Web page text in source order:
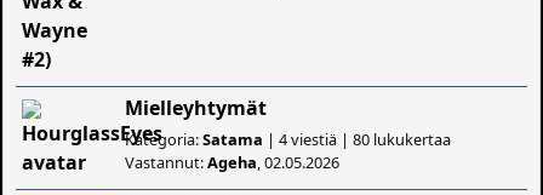
Mielleyhtymät
Kategoria:Satama | 4 viestiä | 80 lukukertaa
Vastannut:Ageha, 02.05.2026